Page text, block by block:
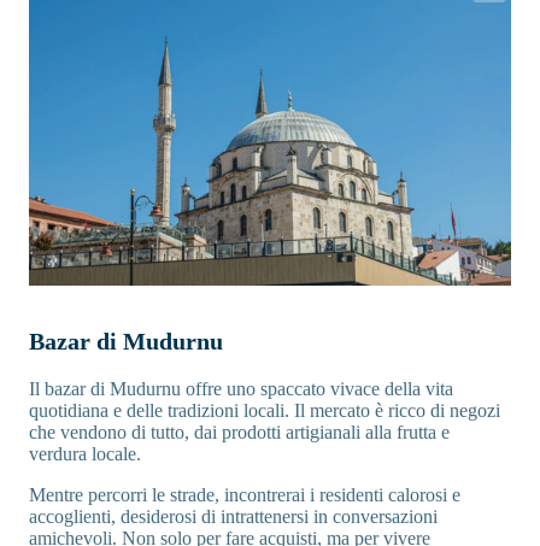
Bazar di Mudurnu
Il bazar di Mudurnu offre uno spaccato vivace della vita
quotidiana e delle tradizioni locali. Il mercato è ricco di negozi
che vendono di tutto, dai prodotti artigianali alla frutta e
verdura locale.
Mentre percorri le strade, incontrerai i residenti calorosi e
accoglienti, desiderosi di intrattenersi in conversazioni
amichevoli. Non solo per fare acquisti, ma per vivere